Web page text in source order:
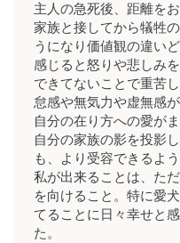
主人の急死後、距離を
家族と接してから犠牲
うになり価値観の違い
感じると怒りや悲しみ
できてないことで重苦
怠感や無気力や虚無感
自分の在り方への愛が
自分の家族の影を投影
も、より受容できるよ
私が出来ることは、た
を向けること。特に愛
てることに日々幸せと
た。